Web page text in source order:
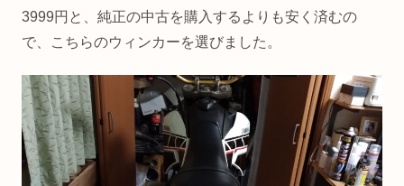
3999円と、純正の中古を購入するよりも安く済むの
で、こちらのウィンカーを選びました。